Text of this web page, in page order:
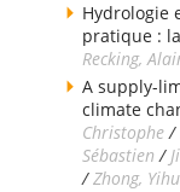
Hydrologie
pratique :
Recking,
A supply-
climate
Christophe/
Sébastien /
/Zhong,